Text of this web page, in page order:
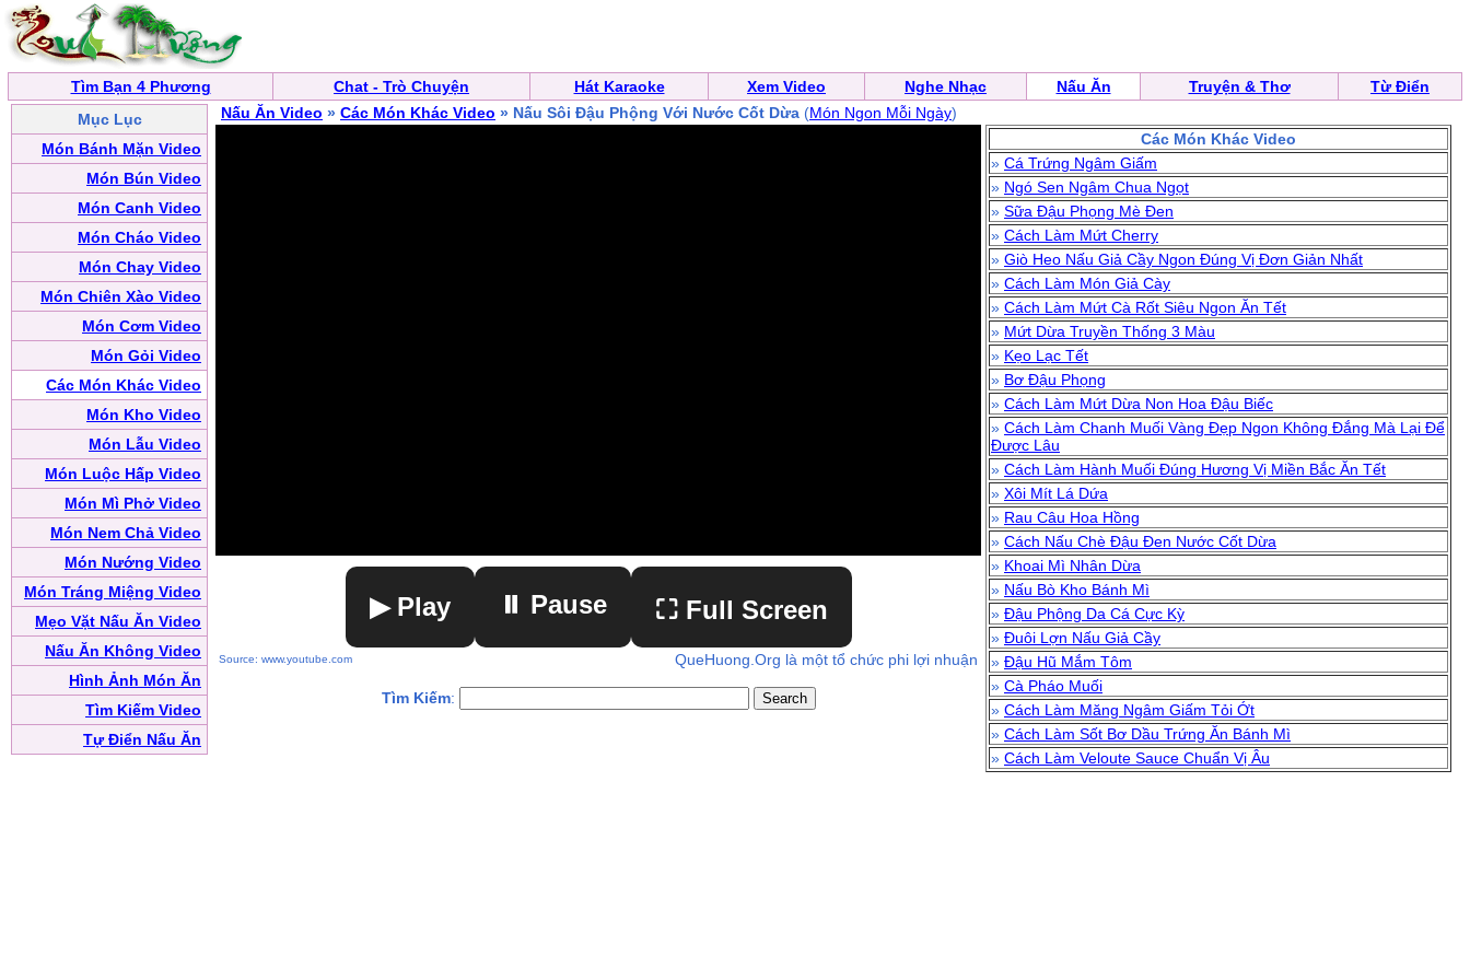
Tìm Bạn 4 Phương Chat - Trò Chuyện Hát Karaoke Xem Video Nghe Nhạc Nấu Ăn Truyện & Thơ
Từ Điển
Mục Lục
Món Bánh Mặn Video
Món Bún Video
Món Canh Video
Món Cháo Video
Món Chay Video
Món Chiên Xào Video
Món Cơm Video
Món Gỏi Video
Các Món Khác Video
Món Kho Video
Món Lẫu Video
Món Luộc Hấp Video
Món Mì Phở Video
Món Nem Chả Video
Món Nướng Video
Món Tráng Miệng Video
Mẹo Vặt Nấu Ăn Video
Nấu Ăn Không Video
Hình Ảnh Món Ăn
Tìm Kiếm Video
Tự Điển Nấu Ăn
Nấu Ăn Video » Các Món Khác Video » Nấu Sôi Đậu Phộng Với Nước Cốt Dừa (Món Ngon Mỗi Ngày)
▶ Play ⏸ Pause ⛶ Full Screen
Source: www.youtube.com QueHuong.Org là một tổ chức phi lợi nhuận
Tìm Kiếm:
Các Món Khác Video
» Cá Trứng Ngâm Giấm
» Ngó Sen Ngâm Chua Ngọt
» Sữa Đậu Phọng Mè Đen
» Cách Làm Mứt Cherry
» Giò Heo Nấu Giả Cầy Ngon Đúng Vị Đơn Giản Nhất
» Cách Làm Món Giả Cày
» Cách Làm Mứt Cà Rốt Siêu Ngon Ăn Tết
» Mứt Dừa Truyền Thống 3 Màu
» Kẹo Lạc Tết
» Bơ Đậu Phọng
» Cách Làm Mứt Dừa Non Hoa Đậu Biếc
» Cách Làm Chanh Muối Vàng Đẹp Ngon Không Đắng Mà Lại Để
Được Lâu
» Cách Làm Hành Muối Đúng Hương Vị Miền Bắc Ăn Tết
» Xôi Mít Lá Dứa
» Rau Câu Hoa Hồng
» Cách Nấu Chè Đậu Đen Nước Cốt Dừa
» Khoai Mì Nhân Dừa
» Nấu Bò Kho Bánh Mì
» Đậu Phộng Da Cá Cực Kỳ
» Đuôi Lợn Nấu Giả Cầy
» Đậu Hũ Mắm Tôm
» Cà Pháo Muối
» Cách Làm Măng Ngâm Giấm Tỏi Ớt
» Cách Làm Sốt Bơ Dầu Trứng Ăn Bánh Mì
» Cách Làm Veloute Sauce Chuẩn Vị Âu